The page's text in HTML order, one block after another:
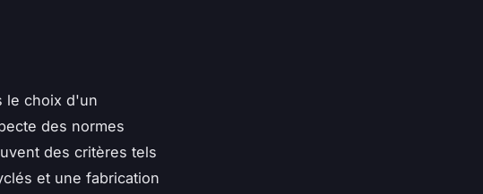
le choix d'un
des normes
des critères tels
et une fabrication